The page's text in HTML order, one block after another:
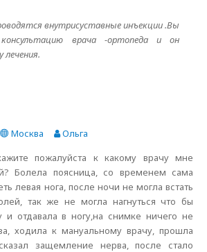
внутрисуставные инъекции .Вы
врача -ортопеда и он
Москва
Ольга
пожалуйста к какому врачу мне
Болела поясница, со временем сама
левая нога, после ночи не могла встать
так же не могла нагнуться что бы
и отдавала в ногу,на снимке ничего не
ходила к мануальному врачу, прошла
защемление нерва, после стало